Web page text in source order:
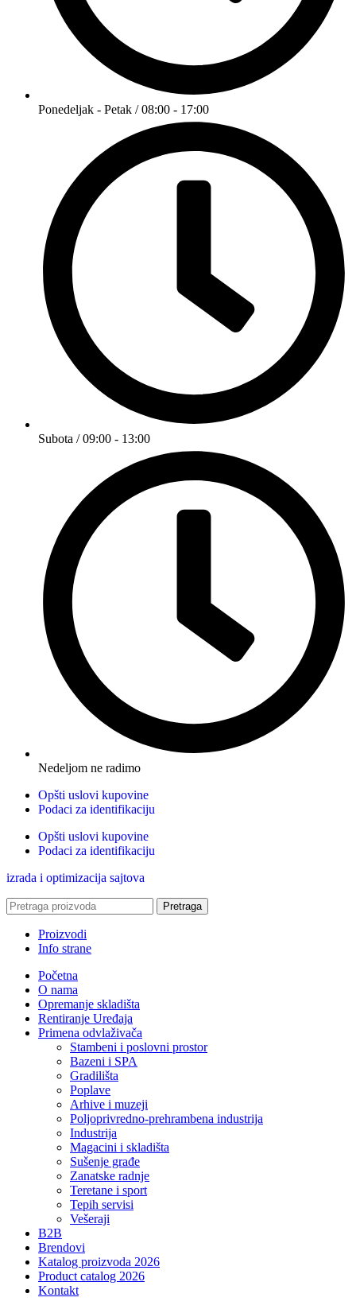
Ponedeljak - Petak / 08:00 - 17:00
Subota / 09:00 - 13:00
Nedeljom ne radimo
Opšti uslovi kupovine
Podaci za identifikaciju
Opšti uslovi kupovine
Podaci za identifikaciju
izrada i optimizacija sajtova
Pretraga
Proizvodi
Info strane
Početna
O nama
Opremanje skladišta
Rentiranje Uređaja
Primena odvlaživača
Stambeni i poslovni prostor
Bazeni i SPA
Gradilišta
Poplave
Arhive i muzeji
Poljoprivredno-prehrambena industrija
Industrija
Magacini i skladišta
Sušenje građe
Zanatske radnje
Teretane i sport
Tepih servisi
Vešeraji
B2B
Brendovi
Katalog proizvoda 2026
Product catalog 2026
Kontakt